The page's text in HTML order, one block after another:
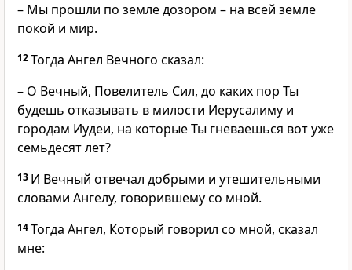
– Мы прошли по земле дозором – на всей земле
покой и мир.
12Тогда Ангел Вечного сказал:
– О Вечный, Повелитель Сил, до каких пор Ты
будешь отказывать в милости Иерусалиму и
городам Иудеи, на которые Ты гневаешься вот уже
семьдесят лет?
13 И Вечный отвечал добрыми и утешительными
словами Ангелу, говорившему со мной.
14Тогда Ангел, Который говорил со мной, сказал
мне: